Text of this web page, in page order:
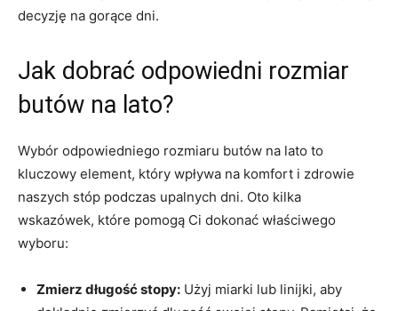
decyzję na gorące dni.
Jak dobrać odpowiedni rozmiar
‌butów na lato?
Wybór odpowiedniego rozmiaru ‌butów na lato ‌to
kluczowy element, który ⁢wpływa na komfort i zdrowie
naszych stóp podczas upalnych dni. Oto⁤ kilka
⁣wskazówek, które pomogą Ci dokonać właściwego
wyboru:
Zmierz‍ długość stopy: Użyj miarki lub linijki, aby